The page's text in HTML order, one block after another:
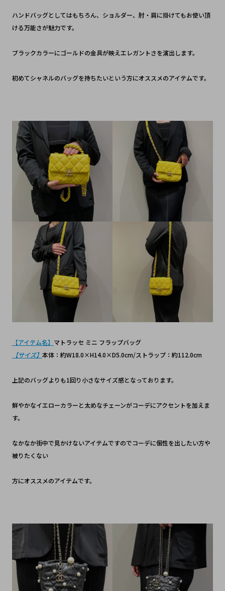
ハンドバッグとしてはもちろん、ショルダー、肘・肩に掛けてもお使い頂
ける万能さが魅力です。
ブラックカラーにゴールドの金具が映えエレガントさを演出します。
初めてシャネルのバッグを持ちたいという方にオススメのアイテムです。
【アイテム名】 マトラッセ ミニ フラップバッグ
【サイズ】 本体：約W18.0×H14.0×D5.0cm/ストラップ：約112.0cm
上記のバッグよりも1回り小さなサイズ感となっております。
鮮やかなイエローカラーと太めなチェーンがコーデにアクセントを加えま
す。
なかなか街中で見かけないアイテムですのでコーデに個性を出したい方や
被りたくない
方にオススメのアイテムです。